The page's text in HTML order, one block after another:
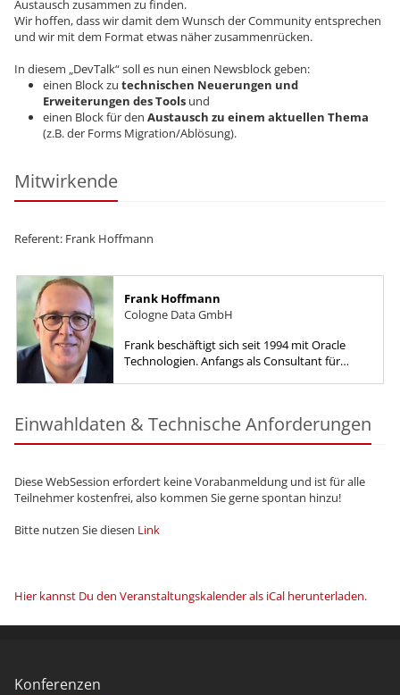
Austausch zusammen zu finden.
Wir hoffen, dass wir damit dem Wunsch der Community entsprechen
und wir mit dem Format etwas näher zusammenrücken.
In diesem „DevTalk“ soll es nun einen Newsblock geben:
einen Block zu technischen Neuerungen und
Erweiterungen des Tools und
einen Block für den Austausch zu einem aktuellen Thema
(z.B. der Forms Migration/Ablösung).
Mitwirkende
Referent: Frank Hoffmann
Frank Hoffmann
Cologne Data GmbH
Frank beschäftigt sich seit 1994 mit Oracle
Technologien. Anfangs als Consultant für
Einwahldaten & Technische Anforderungen
Diese WebSession erfordert keine Vorabanmeldung und ist für alle
Teilnehmer kostenfrei, also kommen Sie gerne spontan hinzu!
Bitte nutzen Sie diesen Link
Hier kannst Du den Veranstaltungskalender als iCal herunterladen.
Konferenzen